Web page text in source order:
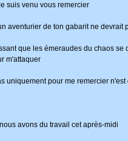
suis venu vous remercier
aventurier de ton gabarit ne devrait
que les émeraudes du chaos
m'attaquer
uniquement pour me remercier n'est
avons du travail cet après-midi